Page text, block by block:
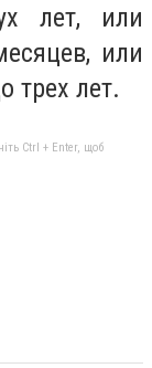
лет, или
или
трех лет.
Ctrl + Enter, щоб